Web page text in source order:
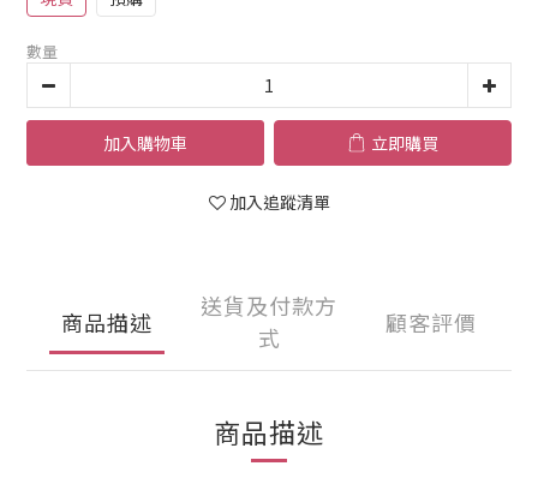
數量
加入購物車 立即購買
加入追蹤清單
商品描述
送貨及付款方
式
顧客評價
商品描述